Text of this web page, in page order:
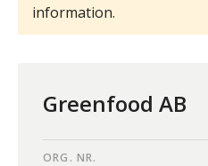
information.
Greenfood AB
ORG. NR.